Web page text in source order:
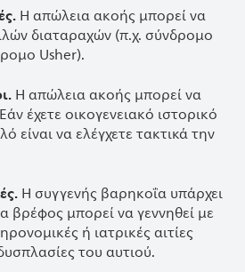
Η απώλεια ακοής μπορεί να
διαταραχών (π.χ. σύνδρομο
Usher).
Η απώλεια ακοής μπορεί να
έχετε οικογενειακό ιστορικό
είναι να ελέγχετε τακτικά την
Η συγγενής βαρηκοΐα υπάρχει
βρέφος μπορεί να γεννηθεί με
ή ιατρικές αιτίες
του αυτιού.